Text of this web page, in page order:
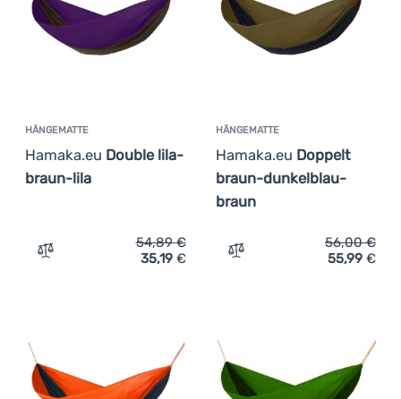
Anmelden /
Registrieren
HÄNGEMATTE
Hamaka.eu Double lila-
braun-lila
Zum Vergleich 'Hängematte Hamaka.eu Double lila-
54,89€
35,19 €
HÄNGEMATTE
Hamaka.eu Doppelt
braun-dunkelblau-
braun
Zum Vergleich
56,00€
55,99 €